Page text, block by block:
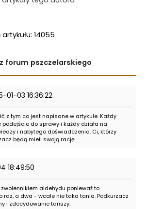
14055
forum pszczelarskiego
01-03 16:36:22
z tym co jest napisane w artykule. Każdy
do sprawy i każdy działa na
i nabytego doświadczenia. Ci, którzy
będą mieli swoją rację.
18:49:50
aldehydu ponieważ to
raz, a dwa - wcale nie taka tania. Podkurzacz
i zdecydowanie tańszy.